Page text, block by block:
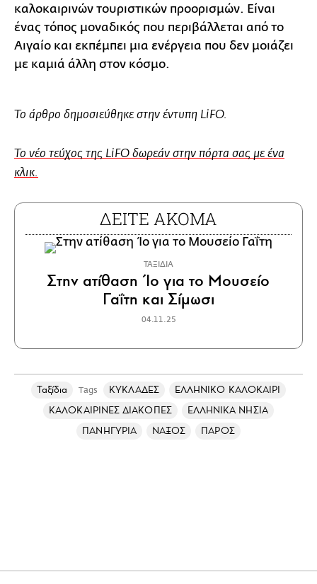
καλοκαιρινών τουριστικών προορισμών. Είναι
ένας τόπος μοναδικός που περιβάλλεται από το
Αιγαίο και εκπέμπει μια ενέργεια που δεν μοιάζει
με καμιά άλλη στον κόσμο.
Το άρθρο δημοσιεύθηκε στην έντυπη LiFO.
Το νέο τεύχος της LiFO δωρεάν στην πόρτα σας με ένα
κλικ.
ΔΕΙΤΕ ΑΚΟΜΑ
ΤΑΞΙΔΙΑ
Στην ατίθαση Ίο για το Μουσείο
Γαΐτη και Σίμωσι
04.11.25
Ταξίδια Tags ΚΥΚΛΑΔΕΣ
ΕΛΛΗΝΙΚΟ ΚΑΛΟΚΑΙΡΙ
ΚΑΛΟΚΑΙΡΙΝΕΣ ΔΙΑΚΟΠΕΣ
ΕΛΛΗΝΙΚΑ ΝΗΣΙΑ
ΠΑΝΗΓΥΡΙΑ
ΝΑΞΟΣ ΠΑΡΟΣ